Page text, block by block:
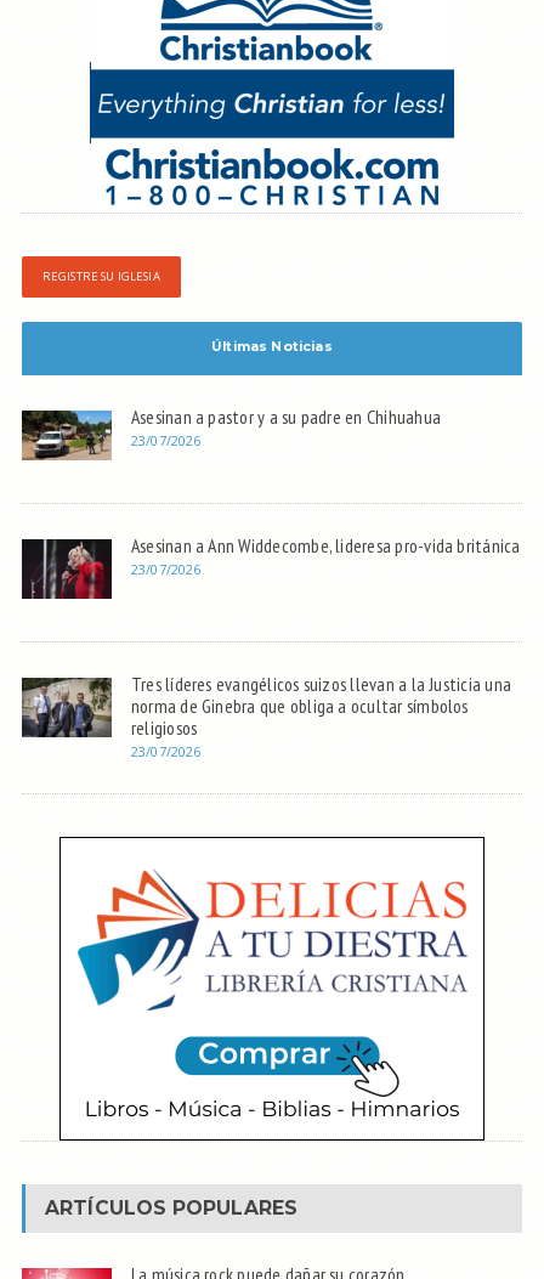
REGISTRE SU IGLESIA
Últimas Noticias
Asesinan a pastor y a su padre en Chihuahua
23/07/2026
Asesinan a Ann Widdecombe, lideresa pro-vida británica
23/07/2026
Tres líderes evangélicos suizos llevan a la Justicia una
norma de Ginebra que obliga a ocultar símbolos
religiosos
23/07/2026
ARTÍCULOS POPULARES